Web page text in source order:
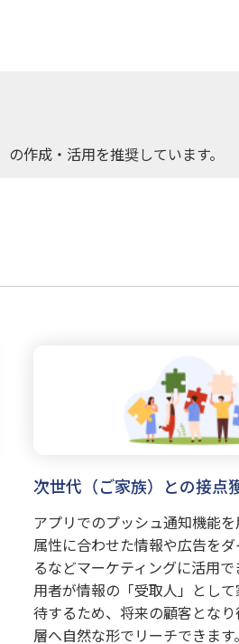
作成・活用を推奨しています。
次世代（ご家族）との接点
アプリでのプッシュ通知機能
属性に合わせた情報や広告を
るなどマーケティングに活用
用者が情報の「受取人」とし
待するため、将来の顧客とな
層へ自然な形でリーチできます。